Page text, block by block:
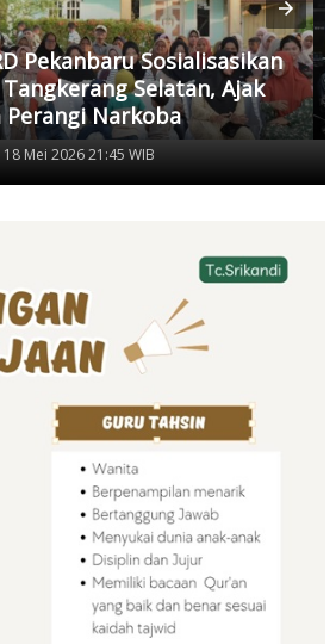
Pekanbaru Sosialisasikan
Selatan, Ajak
Perangi Narkoba
18 Mei 2026 21:45 WIB